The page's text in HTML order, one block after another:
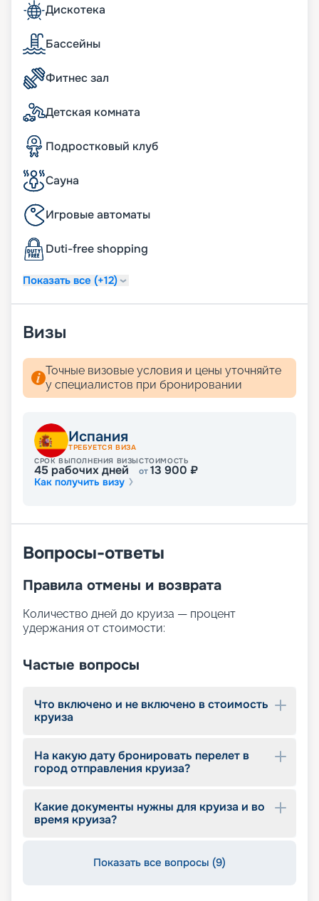
гардеробные с туалетным столиком.
бесплатный Wi-Fi;
информационно-развлекательная система,
включая Smart TV, легкое подключение к
персональным гаджетам;
телефон с голосовой почтой;
беспроводная зарядная станция на
прикроватных тумбочках;
система индивидуального климат-контроля;
24 часа в сутки консьерж-служба;
24 часа в сутки обслуживание номеров «in-suite
24 часа в сутки батлер-сервис (действует для
резиденций);
24 часа в сутки услуги прачечной, глажки (может
взиматься дополнительная плата);
ежедневная уборка дважды в день, включая
услугу подготовки сьюта ко сну;
услуга по чистке обуви.
Дискотека
Бассейны
Фитнес зал
Детская комната
Подростковый клуб
Сауна
Игровые автоматы
Duti-free shopping
Показать все (+12)
Визы
Точные визовые условия и цены уточняйте
у специалистов при бронировании
Испания
ТРЕБУЕТСЯ ВИЗА
СРОК ВЫПОЛНЕНИЯ ВИЗЫ
45 рабочих дней
СТОИМОСТЬ
от13 900 ₽
Как получить визу
Вопросы-ответы
Правила отмены и возврата
Количество дней до круиза — процент
удержания от стоимости:
Частые вопросы
Что включено и не включено в стоимость
круиза
На какую дату бронировать перелет в
город отправления круиза?
Какие документы нужны для круиза и во
время круиза?
Показать все вопросы (9)